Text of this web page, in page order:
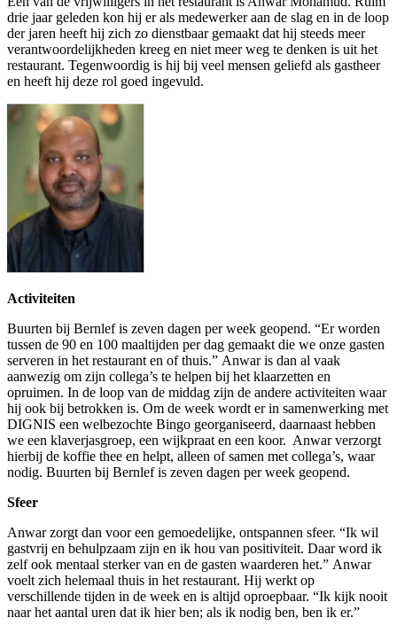
drie jaar geleden kon hij er als medewerker aan de slag en in de loop
der jaren heeft hij zich zo dienstbaar gemaakt dat hij steeds meer
verantwoordelijkheden kreeg en niet meer weg te denken is uit het
restaurant. Tegenwoordig is hij bij veel mensen geliefd als gastheer
en heeft hij deze rol goed ingevuld.
Activiteiten
Buurten bij Bernlef is zeven dagen per week geopend. “Er worden
tussen de 90 en 100 maaltijden per dag gemaakt die we onze gasten
serveren in het restaurant en of thuis.” Anwar is dan al vaak
aanwezig om zijn collega’s te helpen bij het klaarzetten en
opruimen. In de loop van de middag zijn de andere activiteiten waar
hij ook bij betrokken is. Om de week wordt er in samenwerking met
DIGNIS een welbezochte Bingo georganiseerd, daarnaast hebben
we een klaverjasgroep, een wijkpraat en een koor. Anwar verzorgt
hierbij de koffie thee en helpt, alleen of samen met collega’s, waar
nodig. Buurten bij Bernlef is zeven dagen per week geopend.
Sfeer
Anwar zorgt dan voor een gemoedelijke, ontspannen sfeer. “Ik wil
gastvrij en behulpzaam zijn en ik hou van positiviteit. Daar word ik
zelf ook mentaal sterker van en de gasten waarderen het.” Anwar
voelt zich helemaal thuis in het restaurant. Hij werkt op
verschillende tijden in de week en is altijd oproepbaar. “Ik kijk nooit
naar het aantal uren dat ik hier ben; als ik nodig ben, ben ik er.”